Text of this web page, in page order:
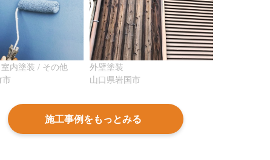
内塗装 / その他 外壁塗装
山口県岩国市
施工事例をもっとみる